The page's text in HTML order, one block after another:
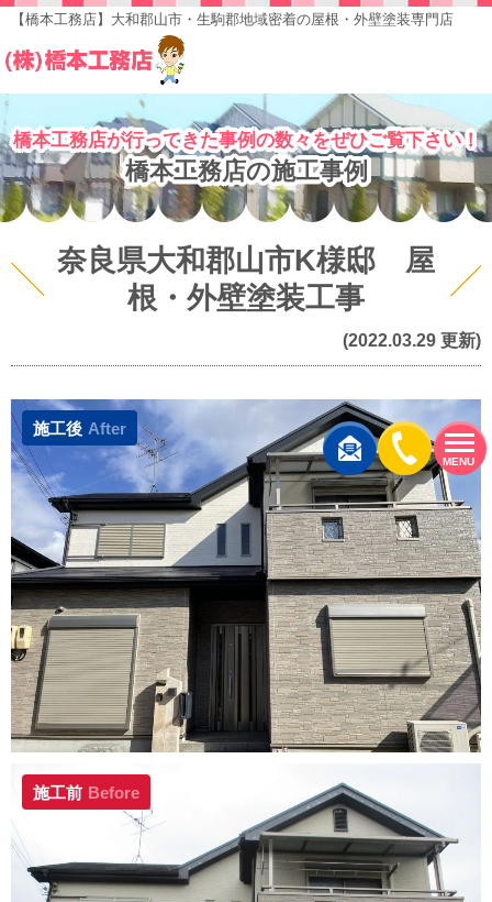
MENU
【橋本工務店】大和郡山市・生駒郡地域密着の屋根・外壁塗装専門店
橋本工務店が行ってきた事例の数々をぜひご覧下さい！
橋本工務店の施工事例
奈良県大和郡山市K様邸 屋
根・外壁塗装工事
(2022.03.29 更新)
施工後 After
施工前 Before